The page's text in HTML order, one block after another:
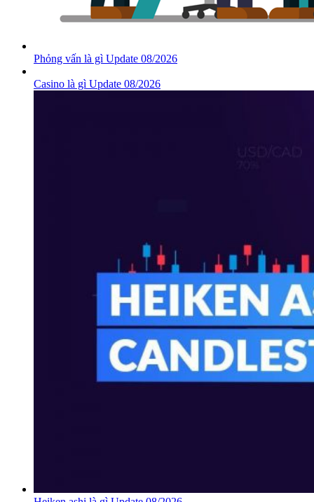
Phỏng vấn là gì Update 08/2026
Casino là gì Update 08/2026